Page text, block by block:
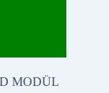
MODÜL